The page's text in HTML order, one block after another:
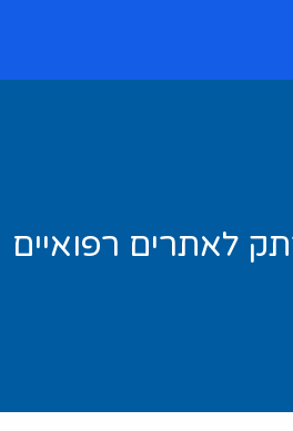
לאתרים רפואיים